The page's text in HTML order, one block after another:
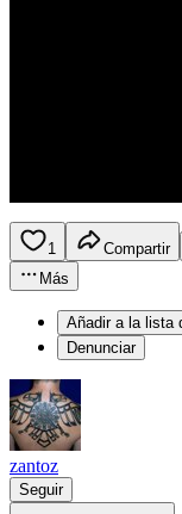
1 Compartir
Más
Añadir a la lista
Denunciar
zantoz
Seguir